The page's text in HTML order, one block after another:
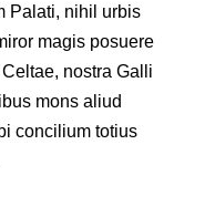
Palati, nihil urbis
magis posuere
nostra Galli
mons aliud
concilium totius